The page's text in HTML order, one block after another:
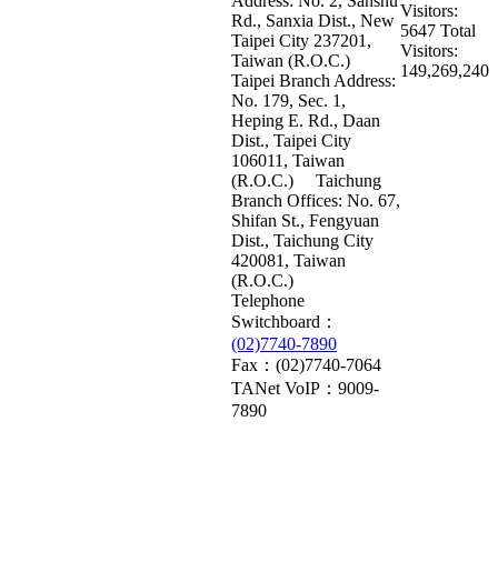
Rd., Sanxia Dist., New
Taipei City 237201,
Taiwan (R.O.C.)
Taipei Branch Address:
No. 179, Sec. 1,
Heping E. Rd., Daan
Dist., Taipei City
106011, Taiwan
(R.O.C.)
Taichung
Branch Offices: No. 67,
Shifan St., Fengyuan
Dist., Taichung City
420081, Taiwan
(R.O.C.)
Telephone
Switchboard：
(02)7740-7890
Fax：(02)7740-7064
TANet VoIP：9009-
7890
Visitors:
5647 Total
Visitors:
149,269,240